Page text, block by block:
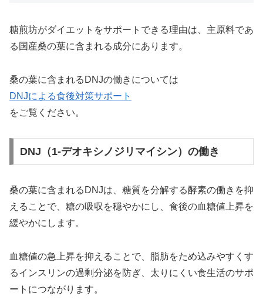
糖煎坊がダイエットをサポートできる理由は、主原料であ
る国産桑の葉に含まれる成分にあります。
桑の葉に含まれるDNJの働きについては
DNJによる食後対策サポート
をご覧ください。
DNJ（1-デオキシノジリマイシン）の働き
桑の葉に含まれるDNJは、糖質を分解する酵素の働きを抑
えることで、糖の吸収を穏やかにし、食後の血糖値上昇を
緩やかにします。
血糖値の急上昇を抑えることで、脂肪をため込みやすくす
るインスリンの過剰分泌を防ぎ、太りにくい食生活のサポ
ートにつながります。